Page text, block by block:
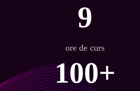
9
ore de curs
100+